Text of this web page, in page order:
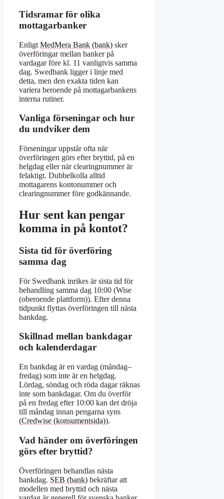
Tidsramar för olika
mottagarbanker
Enligt MedMera Bank (bank) sker
överföringar mellan banker på
vardagar före kl. 11 vanligtvis samma
dag. Swedbank ligger i linje med
detta, men den exakta tiden kan
variera beroende på mottagarbankens
interna rutiner.
Vanliga förseningar och hur
du undviker dem
Förseningar uppstår ofta när
överföringen görs efter bryttid, på en
helgdag eller när clearingnummer är
felaktigt. Dubbelkolla alltid
mottagarens kontonummer och
clearingnummer före godkännande.
Hur sent kan pengar
komma in på kontot?
Sista tid för överföring
samma dag
För Swedbank inrikes är sista tid för
behandling samma dag 10:00 (Wise
(oberoende plattform)). Efter denna
tidpunkt flyttas överföringen till nästa
bankdag.
Skillnad mellan bankdagar
och kalenderdagar
En bankdag är en vardag (måndag–
fredag) som inte är en helgdag.
Lördag, söndag och röda dagar räknas
inte som bankdagar. Om du överför
på en fredag efter 10:00 kan det dröja
till måndag innan pengarna syns
(Credwise (konsumentsida)).
Vad händer om överföringen
görs efter bryttid?
Överföringen behandlas nästa
bankdag. SEB (bank) bekräftar att
modellen med bryttid och nästa